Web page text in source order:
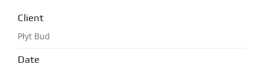
Client
Płyt Bud
Date